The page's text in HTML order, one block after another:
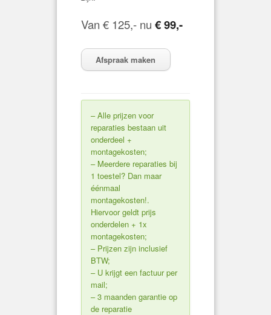
Van € 125,- nu € 99,-
Afspraak maken
– Alle prijzen voor
reparaties bestaan uit
onderdeel +
montagekosten;
– Meerdere reparaties bij
1 toestel? Dan maar
éénmaal
montagekosten!.
Hiervoor geldt prijs
onderdelen + 1x
montagekosten;
– Prijzen zijn inclusief
BTW;
– U krijgt een factuur per
mail;
– 3 maanden garantie op
de reparatie